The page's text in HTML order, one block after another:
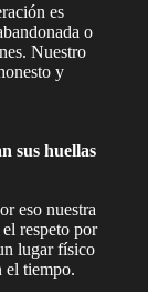
es
o
Nuestro
y
sus huellas
eso nuestra
respeto por
lugar físico
el tiempo.